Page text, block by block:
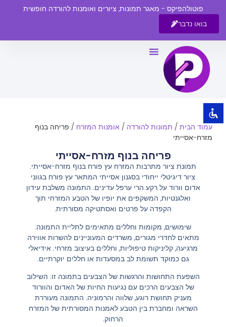
visibility_off השבת את ההבזקים
title סמן כותרות
צבע רקע
zoom_out
zoom_in זום (הגדלה)
הגדלת גופן
גופן קריא
ניגודיות בהירה
ניגודיות כהה
הוסף קו תחתון לקישורים
סמן קישורים
לאפס
את
כל
האפשרויות
השארת משוב
הצהרת נגישות
פוטולהפיקס - מאגר תמונות, ציורים ואומנות להורדה חופשית
בואו נדבר
עמוד הבית/ תמונות להורדה / אומנות המזרח / פריחה בנוף
מזרח-אסייתי
פריחה בנוף מזרח-אסייתי
תמונת ציור מתרבות המזרח עץ פורח בנוף מזרח-אסייתי.
ציור דיגיטלי ייחודי בסגנון אסייתי המתאר עץ פורח בגווני
אדום וורוד על רקע הרי ערפל עדינים. התמונה משלבת עידון
ואלגנטיות, המשקפים את יופיו של הטבע המזרחי תוך
הקפדה על פרטים ואסתטיקה מסורתית.
שימושים, מקומות וחללים מתאימים לתליית התמונה:
מתאים לחדרי מגורים, משרדים המעוניינים להשרות אווירה
מרגיעה, קליניקות טיפוליות, וחללים בעיצוב מזרחי. אידיאלי
גם כמוקד תשומת לב במסעדות או חללים יוקרתיים.
השפעת התחושות והרגשות של הצבעים בתמונה זו: השילוב
של הצבעים הרכים עם נגיעות החיות של האדום והוורוד
מעניק תחושת רוגע, שלווה והרמוניה. התמונה מעוררת
השראה ומחברת בין הטבע לאמנות המסורתית של המזרח
הרחוק.